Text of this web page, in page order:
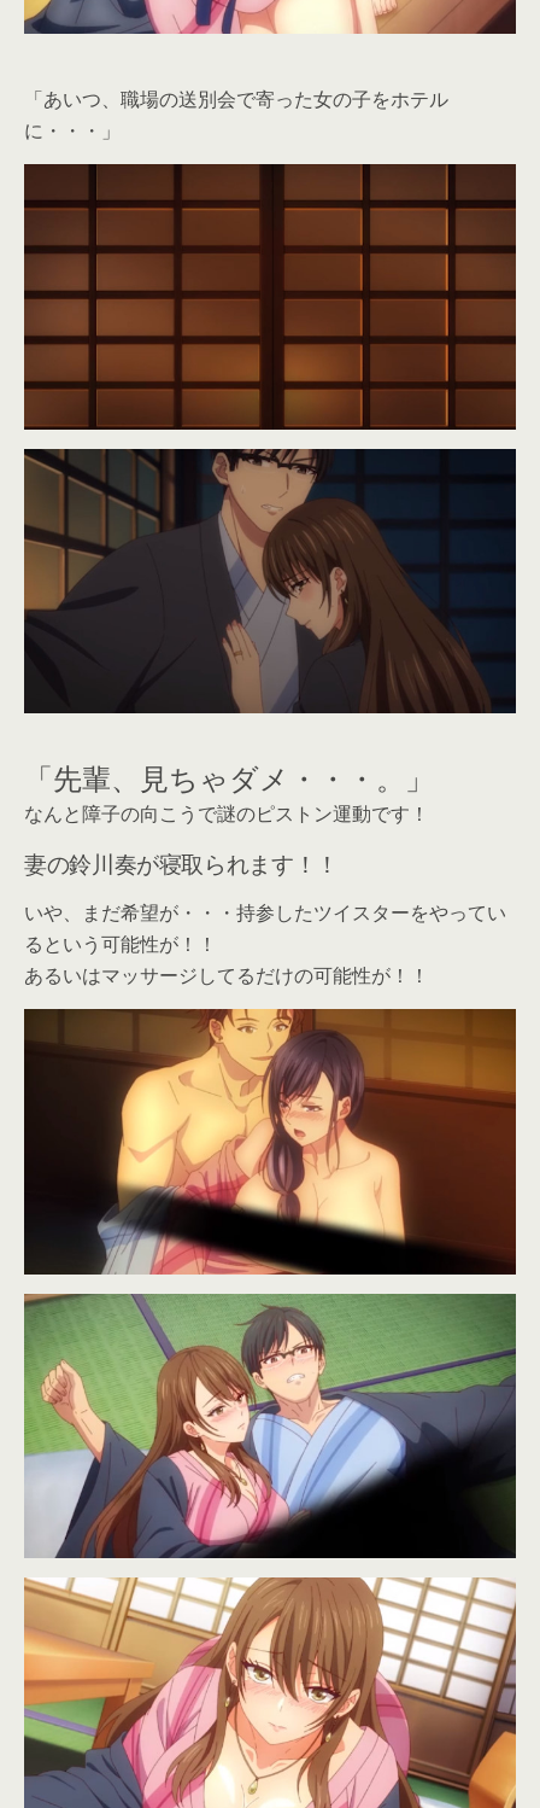
「あいつ、職場の送別会で寄った女の子をホテル
に・・・」
「先輩、見ちゃダメ・・・。」
なんと障子の向こうで謎のピストン運動です！
妻の鈴川奏が寝取られます！！
いや、まだ希望が・・・持参したツイスターをやってい
るという可能性が！！
あるいはマッサージしてるだけの可能性が！！